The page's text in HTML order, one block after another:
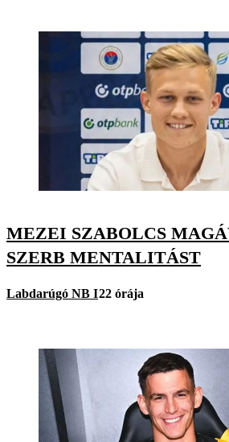
MEZEI SZABOLCS
SZERB MENTALITÁST
Labdarúgó NB I22 órája